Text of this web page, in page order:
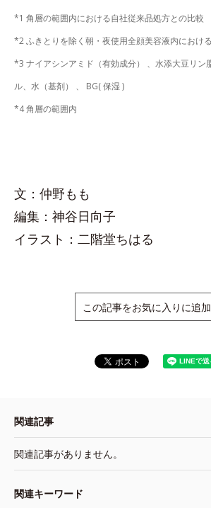
*1 角層の範囲内における自社従来品処方との比較
*2 ふきとりを除く朝・夜使用全顔美容液内におけ
*3 ナイアシンアミド（有効成分） 、水添大豆リン
ル、水（基剤） 、 BG( 保湿 )
*4 角層の範囲内
文：仲野もも
編集：神谷日向子
イラスト：二階堂ちはる
この記事をお気に入りに追加
関連記事
関連記事がありません。
関連キーワード